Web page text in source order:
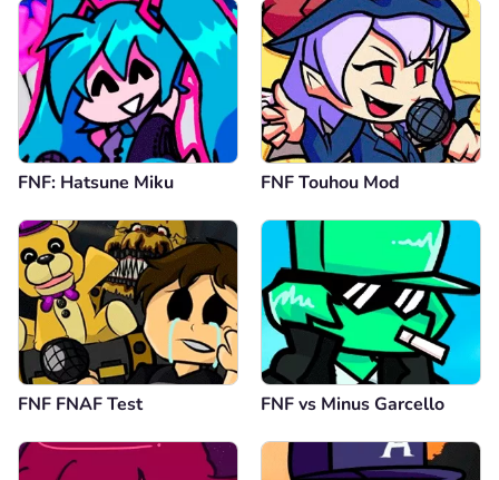
FNF: Hatsune Miku FNF Touhou Mod
FNF FNAF Test FNF vs Minus Garcello